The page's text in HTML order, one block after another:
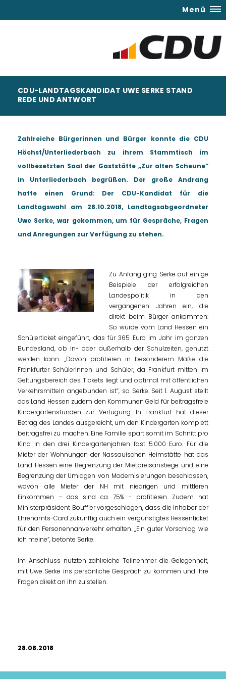
Menü
CDU-LANDTAGSKANDIDAT UWE SERKE STAND
REDE UND ANTWORT
Zahlreiche Bürgerinnen und Bürger konnte die CDU
Höchst/Unterliederbach zu ihrem Stammtisch im
vollbesetzten Saal der Gaststätte „Zur alten Scheune“
in Unterliederbach begrüßen. Der große Andrang
hatte einen Grund: Der CDU-Kandidat für die
Landtagswahl am 28.10.2018, Landtagsabgeordneter
Uwe Serke, war gekommen, um für Gespräche, Fragen
und Anregungen zur Verfügung zu stehen.
Zu Anfang ging Serke auf einige
Beispiele der erfolgreichen
Landespolitik in den
vergangenen Jahren ein, die
direkt beim Bürger ankommen:
So wurde vom Land Hessen ein
Schülerticket eingeführt, das für 365 Euro im Jahr im ganzen
Bundesland, ob in- oder außerhalb der Schulzeiten, genutzt
werden kann.Davon profitieren in besonderem Maße die
Frankfurter Schülerinnen und Schüler, da Frankfurt mitten im
Geltungsbereich des Tickets liegt und optimal mit öffentlichen
Verkehrsmitteln angebunden ist“, so Serke. Seit 1. August stellt
das Land Hessen zudem den Kommunen Geld für beitragsfreie
Kindergartenstunden zur Verfügung. In Frankfurt hat dieser
Betrag des Landes ausgereicht, um den Kindergarten komplett
beitragsfrei zu machen. Eine Familie spart somit im Schnitt pro
Kind in den drei Kindergartenjahren fast 5.000 Euro. Für die
Mieter der Wohnungen der Nassauischen Heimstätte hat das
Land Hessen eine Begrenzung der Mietpreisanstiege und eine
Begrenzung der Umlagen von Modernisierungen beschlossen,
wovon alle Mieter der NH mit niedrigen und mittleren
Einkommen – das sind ca. 75% - profitieren. Zudem hat
Ministerpräsident Bouffier vorgeschlagen, dass die Inhaber der
Ehrenamts-Card zukünftig auch ein vergünstigtes Hessenticket
für den Personennahverkehr erhalten. „Ein guter Vorschlag wie
ich meine“, betonte Serke.
Im Anschluss nutzten zahlreiche Teilnehmer die Gelegenheit,
mit Uwe Serke ins persönliche Gespräch zu kommen und ihre
Fragen direkt an ihn zu stellen.
28.08.2018